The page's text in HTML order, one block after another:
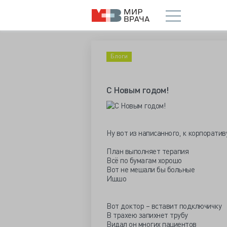
Блоги
С Новым годом!
Ну вот из написанного, к
План выполняет терапия
Всё по бумагам хорошо
Вот не мешали бы больные
Ишшо
Вот доктор – вставит подключичку
В трахею запихнет трубу
Видал он многих пациентов